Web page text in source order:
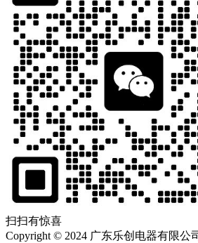
扫扫有惊喜
Copyright © 2024 广东乐创电器有限公